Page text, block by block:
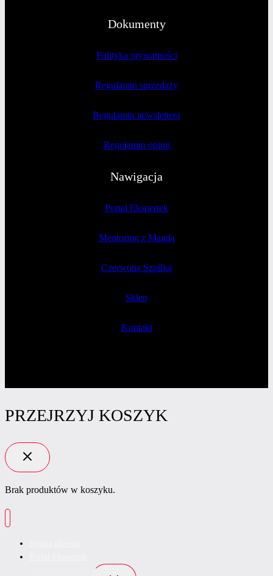
Dokumenty
Polityka prywatności
Regulamin sprzedaży
Regulamin newslettera
Regulamin opinii
Nawigacja
Portal Ekspertek
Mentoring z Magdą
Czerwona Szpilka
Sklep
Kontakt
PRZEJRZYJ KOSZYK
Brak produktów w koszyku.